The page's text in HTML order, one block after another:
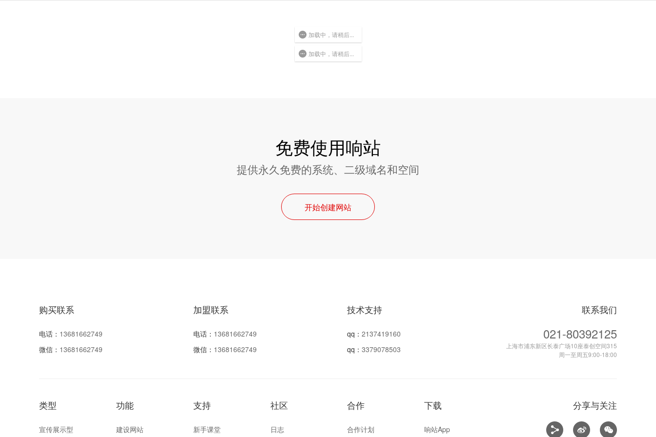
免费使用响站
提供永久免费的系统、二级域名和空间
开始创建网站
购买联系
电话： 13681662749
微信： 13681662749
加盟联系
电话： 13681662749
微信： 13681662749
技术支持
qq：2137419160
qq：3379078503
联系我们
021-80392125
上海市浦东新区长泰广场10座泰创空间315
周一至周五9:00-18:00
类型
宣传展示型
功能
建设网站
支持
新手课堂
社区
日志
合作
合作计划
下载
响站App
分享与关注
加载中，请稍后...
加载中，请稍后...